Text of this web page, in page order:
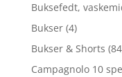
Buksefedt,
Bukser (4)
Bukser & Shorts
Campagnolo 10